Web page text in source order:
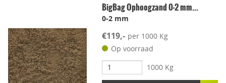
Kleur-ondersteunend
Uitbloei remmend
BigBag Ophoogzand 0-2 mm...
0-2 mm
€119,- per 1000 Kg
Op voorraad
1000 Kg